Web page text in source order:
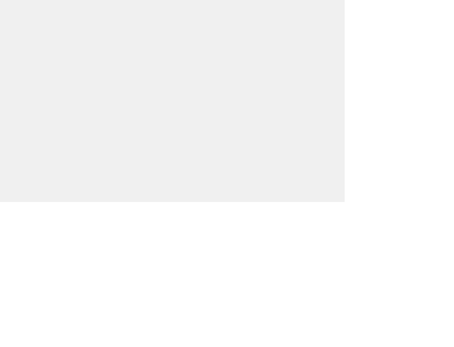
del mezzo tetraedro